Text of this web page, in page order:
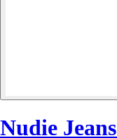
Nudie Jeans